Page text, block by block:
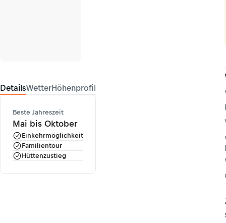
DetailsWetterHöhenprofil
Beste Jahreszeit
Mai bis Oktober
Einkehrmöglichkeit
Familientour
Hüttenzustieg